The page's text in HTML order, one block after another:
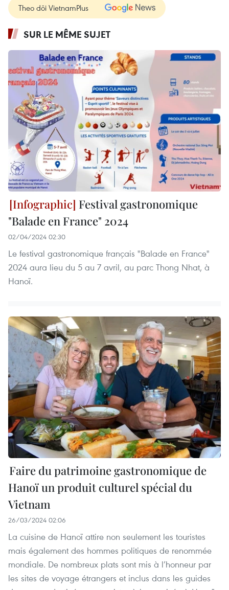
Theo dõi VietnamPlus
SUR LE MÊME SUJET
Festival gastronomique
"Balade en France" 2024
02/04/2024 02:30
Le festival gastronomique français "Balade en France"
2024 aura lieu du 5 au 7 avril, au parc Thong Nhat, à
Hanoï.
Faire du patrimoine gastronomique de
Hanoï un produit culturel spécial du
Vietnam
26/03/2024 02:06
La cuisine de Hanoï attire non seulement les touristes
mais également des hommes politiques de renommée
mondiale. De nombreux plats sont mis à l’honneur par
les sites de voyage étrangers et inclus dans les guides